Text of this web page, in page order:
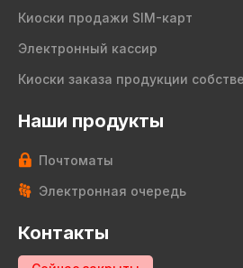
Киоски продажи SIM-карт
Электронный кассир
Киоски заказа продукции
Наши продукты
Почтоматы
Электронная очередь
Контакты